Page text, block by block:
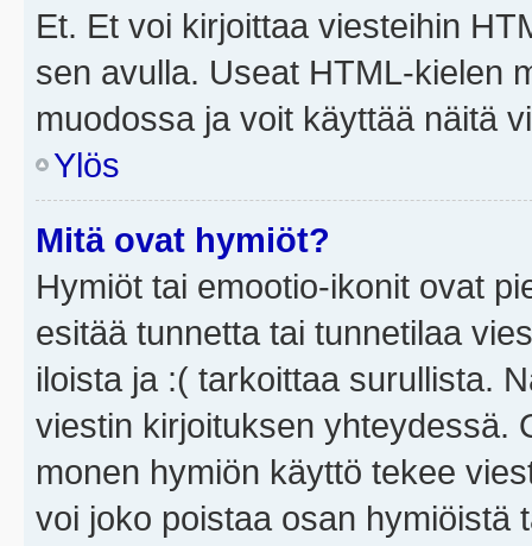
Et. Et voi kirjoittaa viesteihin
sen avulla. Useat HTML-kielen
muodossa ja voit käyttää näitä
Ylös
Mitä ovat hymiöt?
Hymiöt tai emootio-ikonit ovat
esitää tunnetta tai tunnetilaa
iloista ja :( tarkoittaa surullista.
viestin kirjoituksen yhteydessä.
monen hymiön käyttö tekee
voi joko poistaa osan hymiöistä